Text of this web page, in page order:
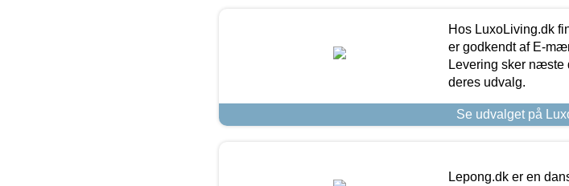
Hos LuxoLiving.dk
er godkendt af E-
Levering sker næste
deres udvalg.
Se udvalget på
Lepong.dk er en